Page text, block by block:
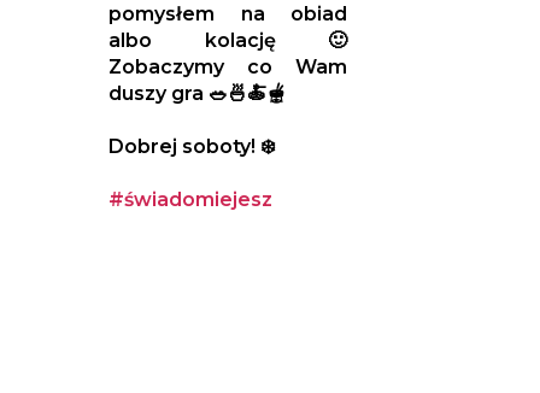
pomysłem na obiad
albo kolację 🙂
Zobaczymy co Wam
duszy gra 🥗🍜🍝🫕
Dobrej soboty! ❄️
#świadomiejesz